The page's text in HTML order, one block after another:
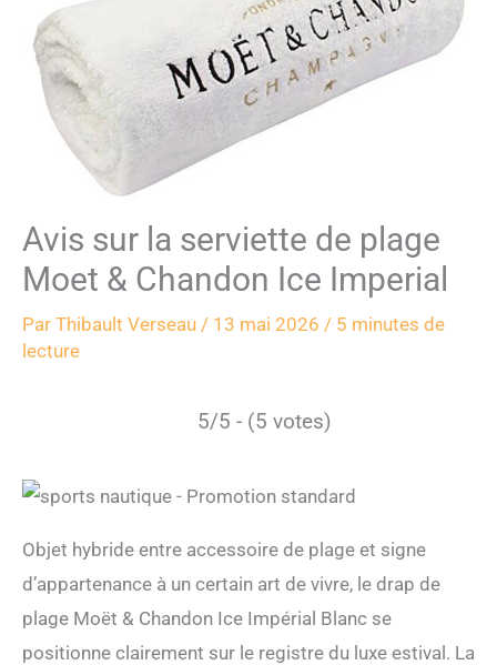
Avis sur la serviette de plage
Moet & Chandon Ice Imperial
Par Thibault Verseau / 13 mai 2026 / 5 minutes de
lecture
5/5 - (5 votes)
Objet hybride entre accessoire de plage et signe
d’appartenance à un certain art de vivre, le drap de
plage Moët & Chandon Ice Impérial Blanc se
positionne clairement sur le registre du luxe estival. La